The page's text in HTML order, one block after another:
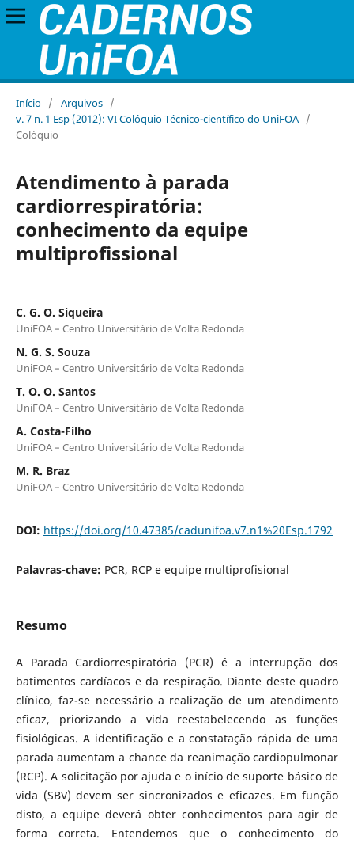
Início / Arquivos /
v. 7 n. 1 Esp (2012): VI Colóquio Técnico-científico do UniFOA /
Colóquio
Atendimento à parada
cardiorrespiratória:
conhecimento da equipe
multiprofissional
C. G. O. Siqueira
UniFOA – Centro Universitário de Volta Redonda
N. G. S. Souza
UniFOA – Centro Universitário de Volta Redonda
T. O. O. Santos
UniFOA – Centro Universitário de Volta Redonda
A. Costa-Filho
UniFOA – Centro Universitário de Volta Redonda
M. R. Braz
UniFOA – Centro Universitário de Volta Redonda
DOI: https://doi.org/10.47385/cadunifoa.v7.n1%20Esp.1792
Palavras-chave: PCR, RCP e equipe multiprofisional
Resumo
A Parada Cardiorrespiratória (PCR) é a interrupção dos
batimentos cardíacos e da respiração. Diante deste quadro
clínico, faz-se necessário a realização de um atendimento
eficaz, priorizando a vida reestabelecendo as funções
fisiológicas. A identificação e a constatação rápida de uma
parada aumentam a chance da reanimação cardiopulmonar
(RCP). A solicitação por ajuda e o início de suporte básico de
vida (SBV) devem ser sincronizados e eficazes. Em função
disto, a equipe deverá obter conhecimentos para agir de
forma correta. Entendemos que o conhecimento do